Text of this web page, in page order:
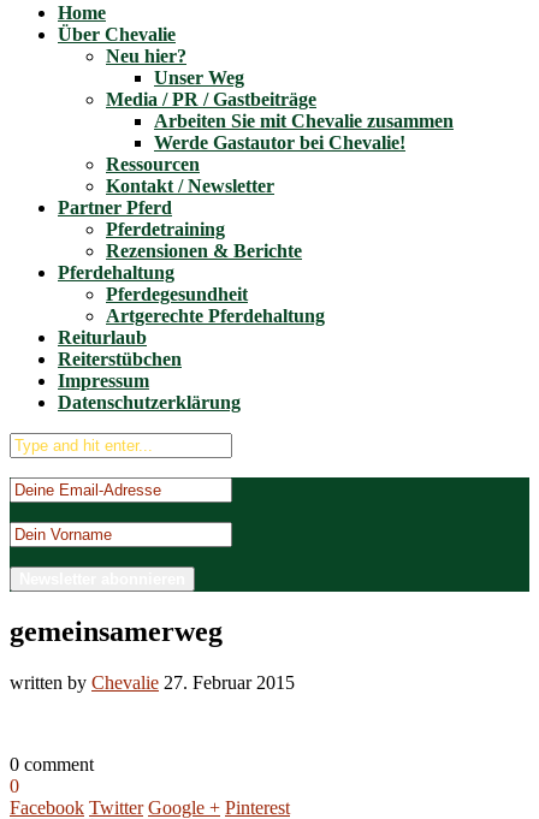
Home
Über Chevalie
Neu hier?
Unser Weg
Media / PR / Gastbeiträge
Arbeiten Sie mit Chevalie zusammen
Werde Gastautor bei Chevalie!
Ressourcen
Kontakt / Newsletter
Partner Pferd
Pferdetraining
Rezensionen & Berichte
Pferdehaltung
Pferdegesundheit
Artgerechte Pferdehaltung
Reiturlaub
Reiterstübchen
Impressum
Datenschutzerklärung
gemeinsamerweg
written by Chevalie 27. Februar 2015
0 comment
0
Facebook Twitter Google + Pinterest